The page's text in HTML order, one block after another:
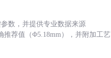
数，并提供专业数据来源
推荐值（Φ5.18mm），并附加工艺